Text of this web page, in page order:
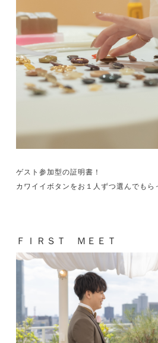
ゲスト参加型の証明書！
カワイイボタンをお１人ずつ選んでも
ＦＩＲＳＴ ＭＥＥＴ